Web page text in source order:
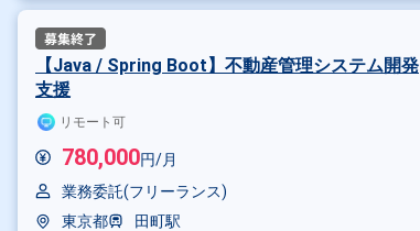
【Java / Spring Boot】不動産管理システム開発
支援
リモート可
780,000円/月
業務委託(フリーランス)
東京都
田町駅